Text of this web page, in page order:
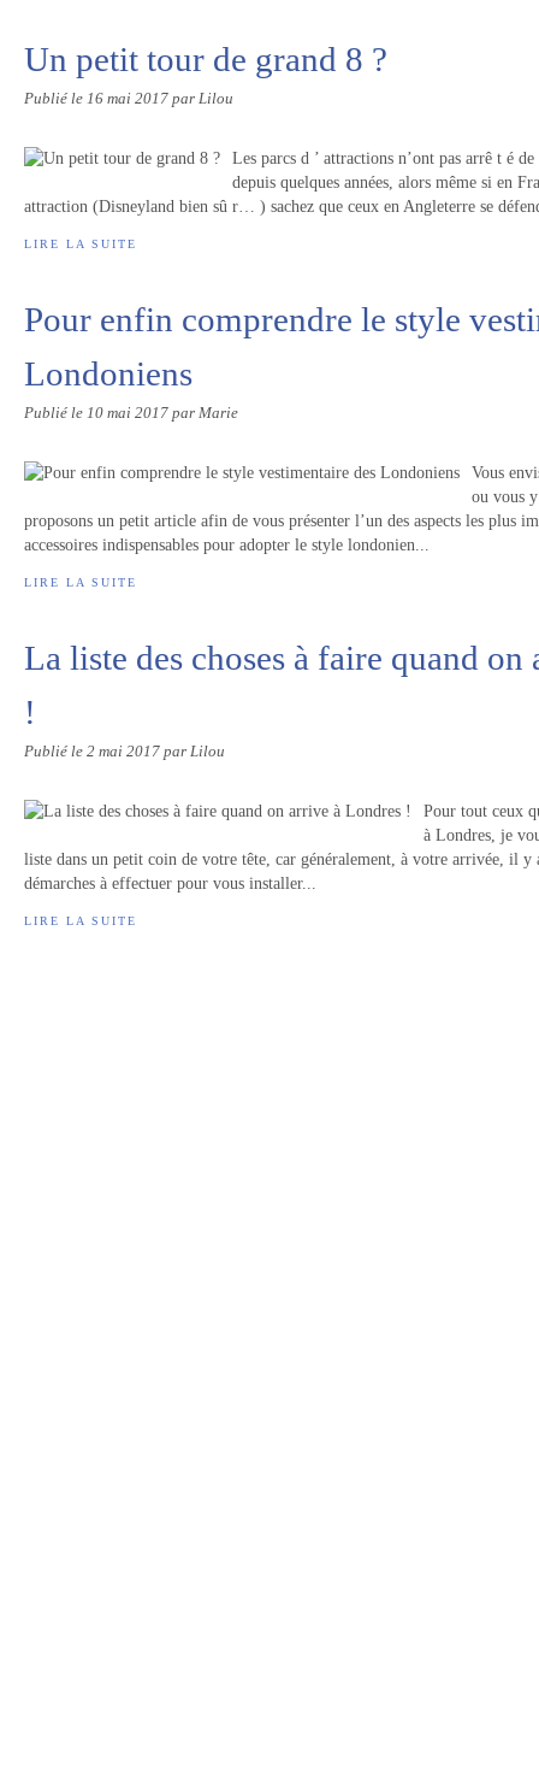
Un petit tour de grand 8 ?
Publié le 16 mai 2017 par Lilou
Les parcs d ’ attractions n’ont pas arrê t é
depuis quelques années, alors même si en
attraction (Disneyland bien sû r… ) sachez que ceux en Angleterre se
LIRE LA SUITE
Pour enfin comprendre le style
Londoniens
Publié le 10 mai 2017 par Marie
Vous
ou vous
proposons un petit article afin de vous présenter l’un des aspects les plus
accessoires indispensables pour adopter le style londonien...
LIRE LA SUITE
La liste des choses à faire quand
!
Publié le 2 mai 2017 par Lilou
Pour tout ceux
à Londres, je
liste dans un petit coin de votre tête, car généralement, à votre arrivée, il y
démarches à effectuer pour vous installer...
LIRE LA SUITE